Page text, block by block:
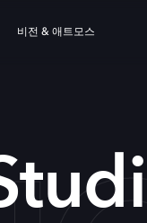
비전 & 애트모스